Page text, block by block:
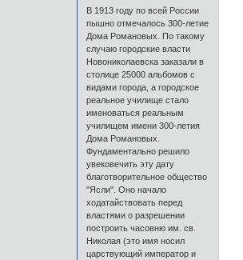
В 1913 году по всей России
пышно отмечалось 300-летие
Дома Романовых. По такому
случаю городские власти
Новониколаевска заказали в
столице 25000 альбомов с
видами города, а городское
реальное училище стало
именоваться реальным
училищем имени 300-летия
Дома Романовых.
Фундаментально решило
увековечить эту дату
благотворительное общество
"Ясли". Оно начало
ходатайствовать перед
властями о разрешении
построить часовню им. св.
Николая (это имя носил
царствующий император и